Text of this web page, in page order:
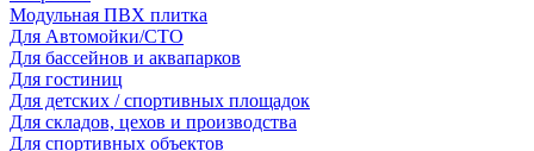
Модульная ПВХ плитка
Для Автомойки/СТО
Для бассейнов и аквапарков
Для гостиниц
Для детских / спортивных площадок
Для складов, цехов и производства
Для спортивных объектов